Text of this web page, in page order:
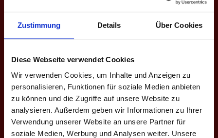
Zustimmung Details Über Cookies
Diese Webseite verwendet Cookies
Wir verwenden Cookies, um Inhalte und Anzeigen zu
personalisieren, Funktionen für soziale Medien anbieten
zu können und die Zugriffe auf unsere Website zu
analysieren. Außerdem geben wir Informationen zu Ihrer
Verwendung unserer Website an unsere Partner für
soziale Medien, Werbung und Analysen weiter. Unsere
32.9 2
XII. Fr. 2026 Niederrhein III 0 173 34.7 2
EINSÄTZE: 15
Spieltag Heim Ergebnisse Auswärts
2
Niederrhein
1 - 8